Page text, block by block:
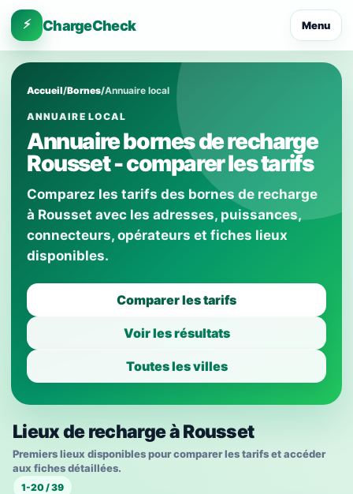
⚡ ChargeCheck Menu
Accueil/Bornes/Annuaire local
ANNUAIRE LOCAL
Annuaire bornes de recharge
Rousset - comparer les tarifs
Comparez les tarifs des bornes de recharge
à Rousset avec les adresses, puissances,
connecteurs, opérateurs et fiches lieux
disponibles.
Comparer les tarifs
Voir les résultats
Toutes les villes
Lieux de recharge à Rousset
Premiers lieux disponibles pour comparer les tarifs et accéder
aux fiches détaillées.
1-20 / 39